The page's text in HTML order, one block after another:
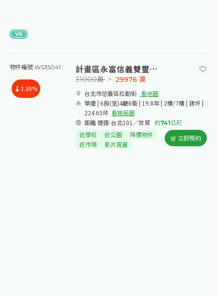
物件編號 WS35041
3.30%
計畫區永富信義雙璽臻邸
台北市信義區松勤街​ 看地圖
華廈 | 6房(室)4廳6衛 | 19.8年 | 2樓/7樓 | 建坪 |
224.65坪 看格局圖
距離 捷運-台北101／世貿
約741公尺
31000萬 > 29976 萬
近學校 近公園
降價物件
近市場
影片賞屋
立即預約